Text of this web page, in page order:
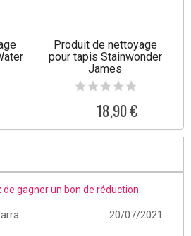
Produit de nettoyage
pour tapis Stainwonder
James
18,90 €
gagner un bon de réduction.
20/07/2021